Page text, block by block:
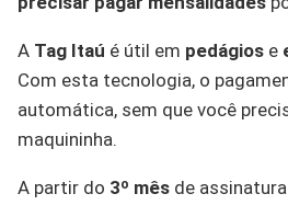
A Tag Itaú é útil em pedágios e
Com esta tecnologia, o
automática, sem que você
maquininha.
A partir do 3º mês de